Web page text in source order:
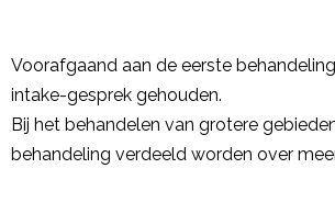
Voorafgaand aan de eerste
intake-gesprek gehouden.
Bij het behandelen van grotere
behandeling verdeeld worden over